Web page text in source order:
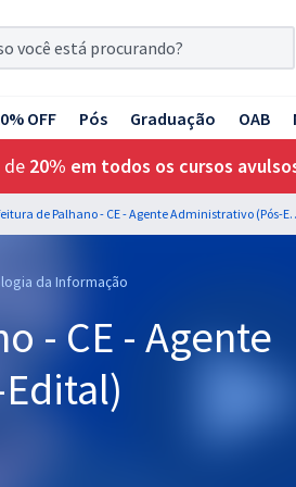
OFF Pós Graduação OAB
de 20% em todos os cursos
Prefeitura de
da Informação
- CE - Agente